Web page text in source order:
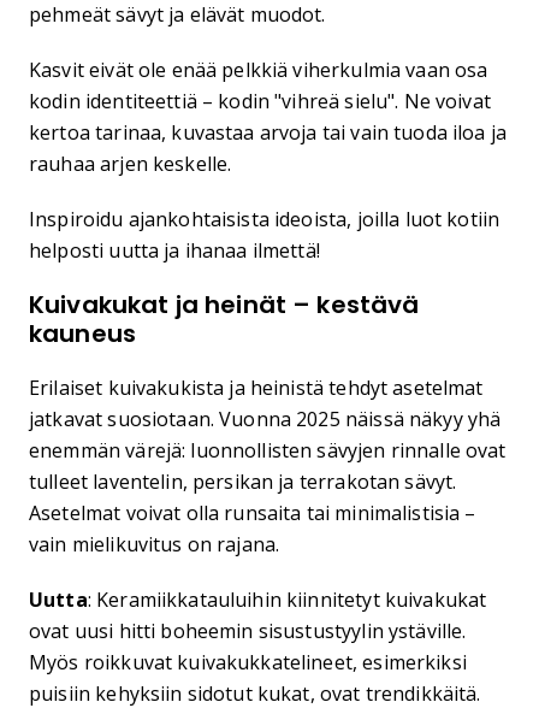
pehmeät sävyt ja elävät muodot.
Kasvit eivät ole enää pelkkiä viherkulmia vaan osa
kodin identiteettiä – kodin "vihreä sielu". Ne voivat
kertoa tarinaa, kuvastaa arvoja tai vain tuoda iloa ja
rauhaa arjen keskelle.
Inspiroidu ajankohtaisista ideoista, joilla luot kotiin
helposti uutta ja ihanaa ilmettä!
Kuivakukat ja heinät – kestävä
kauneus
Erilaiset kuivakukista ja heinistä tehdyt asetelmat
jatkavat suosiotaan. Vuonna 2025 näissä näkyy yhä
enemmän värejä: luonnollisten sävyjen rinnalle ovat
tulleet laventelin, persikan ja terrakotan sävyt.
Asetelmat voivat olla runsaita tai minimalistisia –
vain mielikuvitus on rajana.
Uutta: Keramiikkatauluihin kiinnitetyt kuivakukat
ovat uusi hitti boheemin sisustustyylin ystäville.
Myös roikkuvat kuivakukkatelineet, esimerkiksi
puisiin kehyksiin sidotut kukat, ovat trendikkäitä.